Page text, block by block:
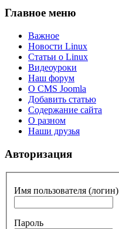
Главное меню
Важное
Новости Linux
Статьи о Linux
Видеоуроки
Наш форум
О CMS Joomla
Добавить статью
Содержание сайта
О разном
Наши друзья
Авторизация
Имя пользователя (логин)
Пароль